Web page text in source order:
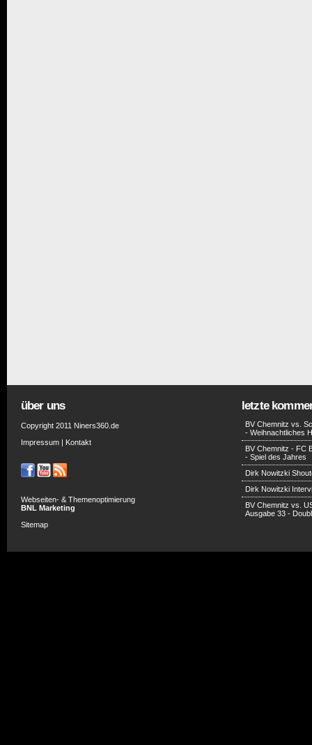
über uns
Copyright 2011 Niners360.de
Impressum | Kontakt
Webseiten- & Themenoptimierung
BNL Marketing
Sitemap
letzte
BV Chemnitz vs.
- Weihnachtliches
BV Chemnitz - FC
- Spiel des Jahres
Dirk Nowitzki
Dirk Nowitzki
BV Chemnitz vs.
Ausgabe 33 -